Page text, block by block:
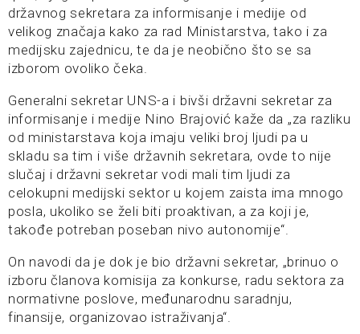
državnog sekretara za informisanje i medije od
velikog značaja kako za rad Ministarstva, tako i za
medijsku zajednicu, te da je neobično što se sa
izborom ovoliko čeka.
Generalni sekretar UNS-a i bivši državni sekretar za
informisanje i medije Nino Brajović kaže da „za razliku
od ministarstava koja imaju veliki broj ljudi pa u
skladu sa tim i više državnih sekretara, ovde to nije
slučaj i državni sekretar vodi mali tim ljudi za
celokupni medijski sektor u kojem zaista ima mnogo
posla, ukoliko se želi biti proaktivan, a za koji je,
takođe potreban poseban nivo autonomije“.
On navodi da je dok je bio državni sekretar, „brinuo o
izboru članova komisija za konkurse, radu sektora za
normativne poslove, međunarodnu saradnju,
finansije, organizovao istraživanja“.